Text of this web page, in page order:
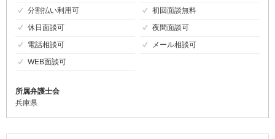
分割払い利用可
初回面談無料
休日面談可
夜間面談可
電話相談可
メール相談可
WEB面談可
所属弁護士会
兵庫県